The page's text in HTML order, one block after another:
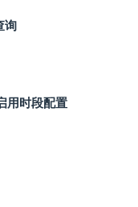
询
用时段配置